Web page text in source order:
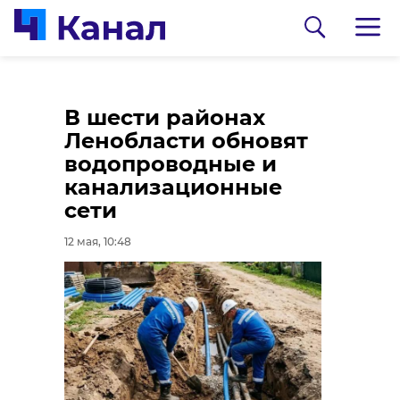
В шести районах
Ленобласти обновят
водопроводные и
канализационные
сети
12 мая, 10:48
Александр Дрозденко/telegram
Александр
Дрозденко показал
Без осадков и до +22
градусов: погода в
Ленобласти 12 мая
12 мая, 09:13